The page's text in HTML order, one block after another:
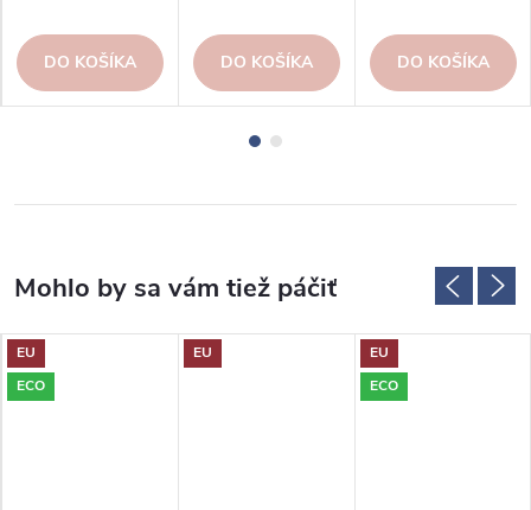
DO KOŠÍKA DO KOŠÍKA DO KOŠÍKA
EU
ECO
EU
EU
ECO